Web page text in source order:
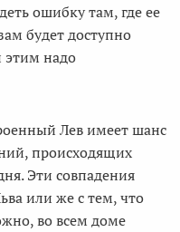
ошибку там, где ее
будет доступно
этим надо
Лев имеет шанс
происходящих
Эти совпадения
или же с тем, что
во всем доме